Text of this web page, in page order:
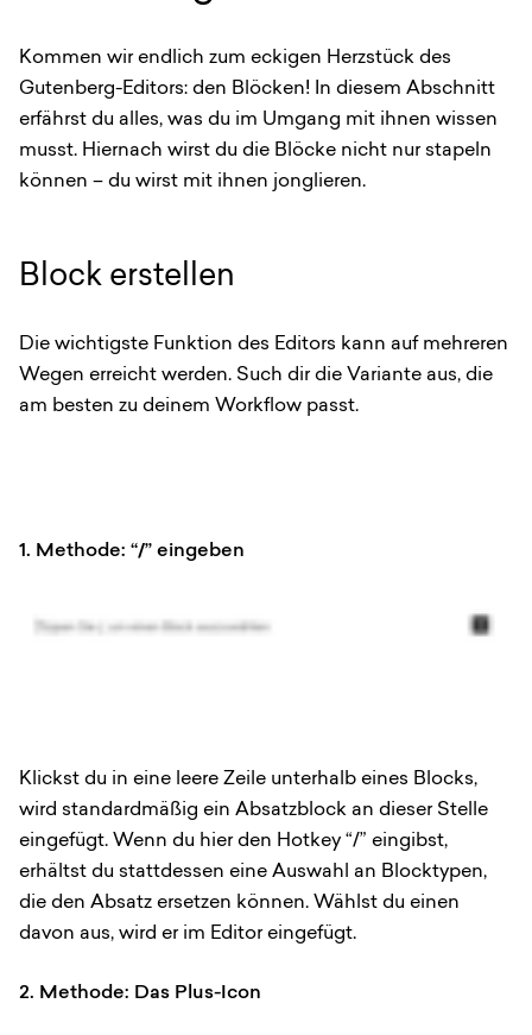
Kommen wir endlich zum eckigen Herzstück des
Gutenberg-Editors: den Blöcken! In diesem Abschnitt
erfährst du alles, was du im Umgang mit ihnen wissen
musst. Hiernach wirst du die Blöcke nicht nur stapeln
können – du wirst mit ihnen jonglieren.
Block erstellen
Die wichtigste Funktion des Editors kann auf mehreren
Wegen erreicht werden. Such dir die Variante aus, die
am besten zu deinem Workflow passt.
1. Methode: “/” eingeben
Klickst du in eine leere Zeile unterhalb eines Blocks,
wird standardmäßig ein Absatzblock an dieser Stelle
eingefügt. Wenn du hier den Hotkey “/” eingibst,
erhältst du stattdessen eine Auswahl an Blocktypen,
die den Absatz ersetzen können. Wählst du einen
davon aus, wird er im Editor eingefügt.
2. Methode: Das Plus-Icon